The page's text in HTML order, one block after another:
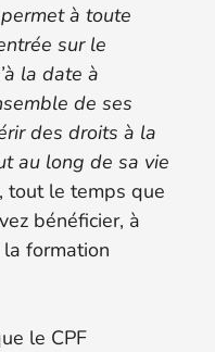
permet à toute
sur le
la date à
de ses
des droits à la
au long de sa vie
tout le temps que
bénéficier, à
formation
le CPF